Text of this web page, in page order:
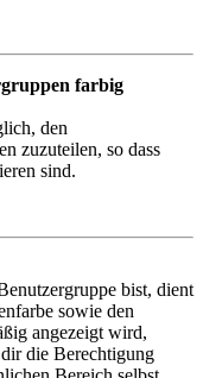
farbig
den
zuzuteilen, so dass
sind.
bist, dient
sowie den
angezeigt wird,
die Berechtigung